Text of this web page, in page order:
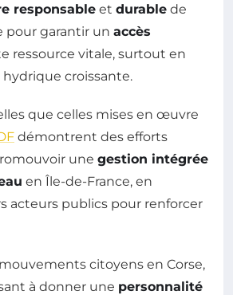
responsable et durable de
pour garantir un accès
ressource vitale, surtout en
croissante.
que celles mises en œuvre
démontrent des efforts
une gestion intégrée
en Île-de-France, en
acteurs publics pour renforcer
citoyens en Corse,
à donner une personnalité